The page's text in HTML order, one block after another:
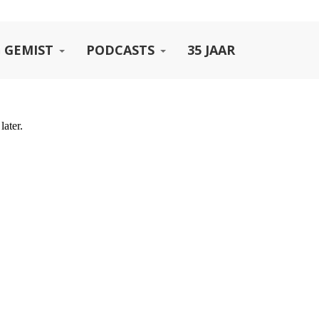
PODCASTS 35 JAAR